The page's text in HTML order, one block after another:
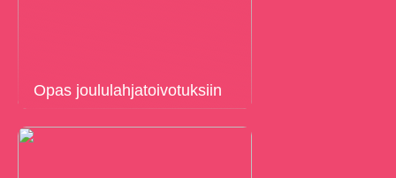
Opas joululahjatoivotuksiin